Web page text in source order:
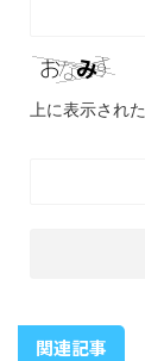
上に表示され
関連記事